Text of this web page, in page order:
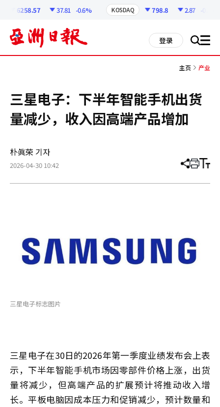
6258.57 37.81 -0.6% KOSDAQ 798.8 2.87 -0.36%
登录 搜 all
主页 产业
三星电子：下半年智能手机出货
量减少，收入因高端产品增加
朴眞荣 기자
2026-04-30 10:42 分
章
打 调
小
三星电子标志图片
三星电子在30日的2026年第一季度业绩发布会上表
示，下半年智能手机市场因零部件价格上涨，出货
量将减少，但高端产品的扩展预计将推动收入增
长。平板电脑因成本压力和促销减少，预计数量和